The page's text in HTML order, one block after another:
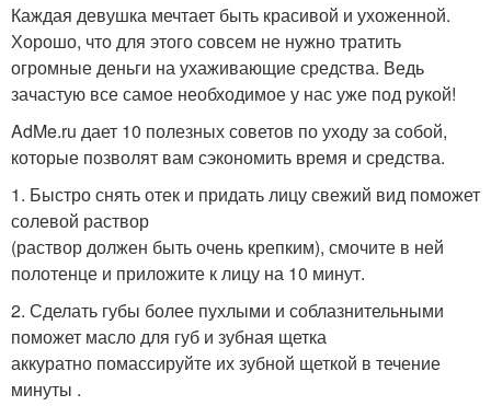
Каждая девушка мечтает быть красивой и ухоженной.
Хорошо, что для этого совсем не нужно тратить
огромные деньги на ухаживающие средства. Ведь
зачастую все самое необходимое у нас уже под рукой!
AdMe.ru дает 10 полезных советов по уходу за собой,
которые позволят вам сэкономить время и средства.
1. Быстро снять отек и придать лицу свежий вид поможет
солевой раствор
(раствор должен быть очень крепким), смочите в ней
полотенце и приложите к лицу на 10 минут.
2. Сделать губы более пухлыми и соблазнительными
поможет масло для губ и зубная щетка
аккуратно помассируйте их зубной щеткой в течение
минуты .